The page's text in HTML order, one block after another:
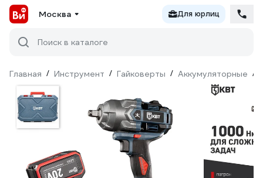
Москва Для юрлиц
Поиск в каталоге
Главная / Инструмент / Гайковерты / Аккумуляторные /